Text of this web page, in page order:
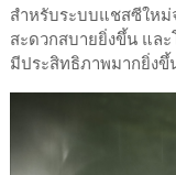
สำหรับระบบแชสซีให
สะดวกสบายยิ่งขึ้น แล
มีประสิทธิภาพมากยิ่งขึ้